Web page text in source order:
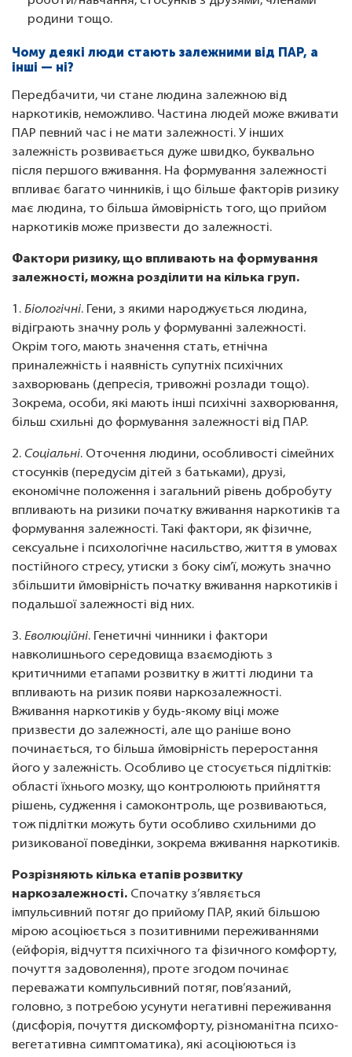
родини тощо.
Чому деякі люди стають залежними від ПАР, а
інші — ні?
Передбачити, чи стане людина залежною від
наркотиків, неможливо. Частина людей може вживати
ПАР певний час і не мати залежності. У інших
залежність розвивається дуже швидко, буквально
після першого вживання. На формування залежності
впливає багато чинників, і що більше факторів ризику
має людина, то більша ймовірність того, що прийом
наркотиків може призвести до залежності.
Фактори ризику, що впливають на формування
залежності, можна розділити на кілька груп.
1. Біологічні. Гени, з якими народжується людина,
відіграють значну роль у формуванні залежності.
Окрім того, мають значення стать, етнічна
приналежність і наявність супутніх психічних
захворювань (депресія, тривожні розлади тощо).
Зокрема, особи, які мають інші психічні захворювання,
більш схильні до формування залежності від ПАР.
2. Соціальні. Оточення людини, особливості сімейних
стосунків (передусім дітей з батьками), друзі,
економічне положення і загальний рівень добробуту
впливають на ризики початку вживання наркотиків та
формування залежності. Такі фактори, як фізичне,
сексуальне і психологічне насильство, життя в умовах
постійного стресу, утиски з боку сім’ї, можуть значно
збільшити ймовірність початку вживання наркотиків і
подальшої залежності від них.
3. Еволюційні. Генетичні чинники і фактори
навколишнього середовища взаємодіють з
критичними етапами розвитку в житті людини та
впливають на ризик появи наркозалежності.
Вживання наркотиків у будь-якому віці може
призвести до залежності, але що раніше воно
починається, то більша ймовірність переростання
його у залежність. Особливо це стосується підлітків:
області їхнього мозку, що контролюють прийняття
рішень, судження і самоконтроль, ще розвиваються,
тож підлітки можуть бути особливо схильними до
ризикованої поведінки, зокрема вживання наркотиків.
Розрізняють кілька етапів розвитку
наркозалежності. Спочатку з’являється
імпульсивний потяг до прийому ПАР, який більшою
мірою асоціюється з позитивними переживаннями
(ейфорія, відчуття психічного та фізичного комфорту,
почуття задоволення), проте згодом починає
переважати компульсивний потяг, пов’язаний,
головно, з потребою усунути негативні переживання
(дисфорія, почуття дискомфорту, різноманітна психо-
вегетативна симптоматика), які асоціюються із